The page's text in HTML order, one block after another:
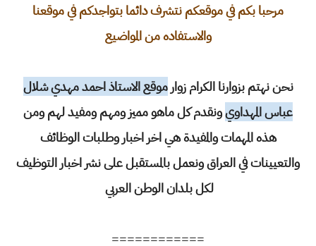
مرحبا بكم في موقعكم نتشرف دائما بتواجدكم في موقعنا
والاستفاده من المواضيع
نحن نهتم بزوارنا الكرام زوارموقع الاستاذ احمد مهدي شلال
عباس المهداويونقدم كل ماهو مميز ومهم ومفيد لهم ومن
هذه المهمات والمفيدة هي اخر اخبار وطلبات الوظائف
والتعيينات في العراق ونعمل بالمستقبل على نشر اخبار التوظيف
لكل بلدان الوطن العربي
============